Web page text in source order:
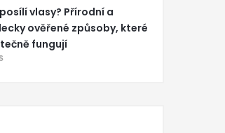
vlasy? Přírodní a
ověřené způsoby, které
fungují